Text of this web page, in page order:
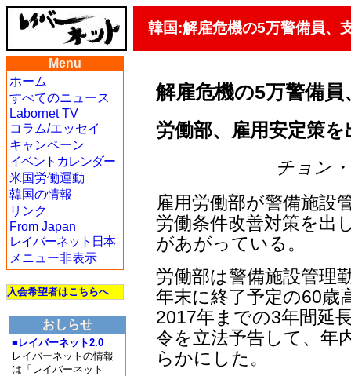
韓国:解雇危機の5万警備員、
Menu
ホーム
すべてのニュース
Labornet TV
コラム/エッセイ
キャンペーン
イベントカレンダー
米国労働運動
韓国の情報
リンク
From Japan
レイバーネット日本
メニュー非表示
入会希望者はこちらへ
おしらせ
■レイバーネット2.0
レイバーネットの情報
は「レイバーネット
解雇危機の5万警備
労働部、雇用安定策
チョン
雇用労働部が警備施設
労働条件改善対策を出
があがっている。
労働部は警備施設管理
年末に終了予定の60歳
2017年までの3年間延
令を立法予告して、年
らかにした。